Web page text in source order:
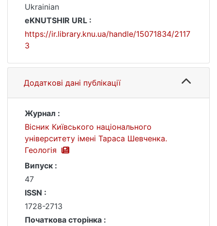
Ukrainian
eKNUTSHIR URL :
https://ir.library.knu.ua/handle/15071834/2117
3
Додаткові дані публікації
Журнал :
Вісник Київського національного
університету імені Тараса Шевченка.
Геологія
Випуск :
47
ISSN :
1728-2713
Початкова сторінка :